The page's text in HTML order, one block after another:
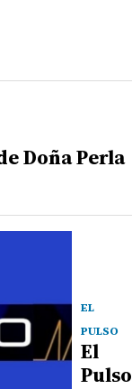
Doña Perla
EL
PULSO
El
Pulso